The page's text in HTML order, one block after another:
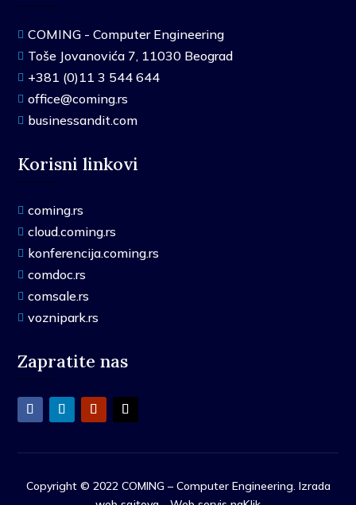
 COMING - Computer Engineering
 Toše Jovanovića 7, 11030 Beograd
 +381 (0)11 3 544 644
 office@coming.rs
 businessandit.com
Korisni linkovi
 coming.rs
 cloud.coming.rs
 konferencija.coming.rs
 comdoc.rs
 comsale.rs
 voznipark.rs
Zapratite nas
Copyright © 2022 COMING – Computer Engineering. Izrada